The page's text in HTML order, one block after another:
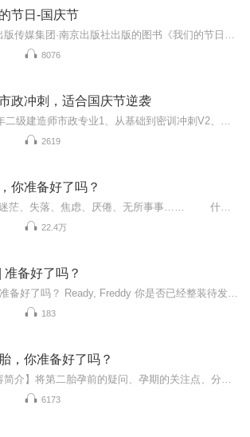
节日-国庆节
8076
政冲刺，适合国庆节逆袭
2619
你准备好了吗？
22.4万
准备好了吗？
183
，你准备好了吗？
6173